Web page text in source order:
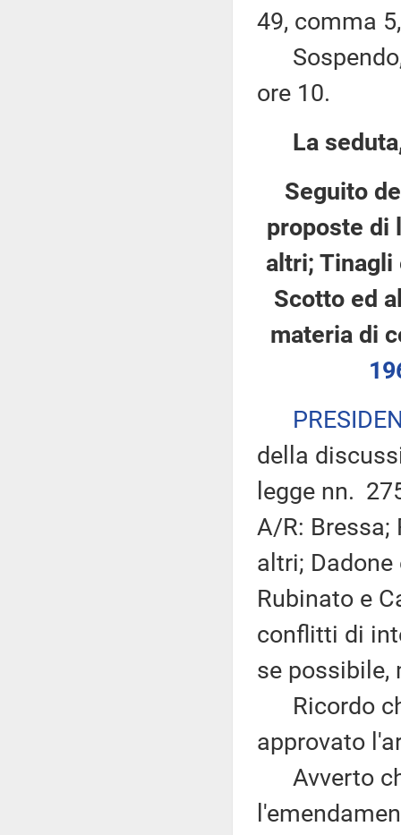
49, comma
Sospendo,
ore 10.
La
Seguito
proposte di
altri; Tinagli
Scotto ed
materia di
della
legge nn.
A/R: Bressa;
altri;
Rubinato e
conflitti di
se possibile,
Ricordo
approvato
Avverto